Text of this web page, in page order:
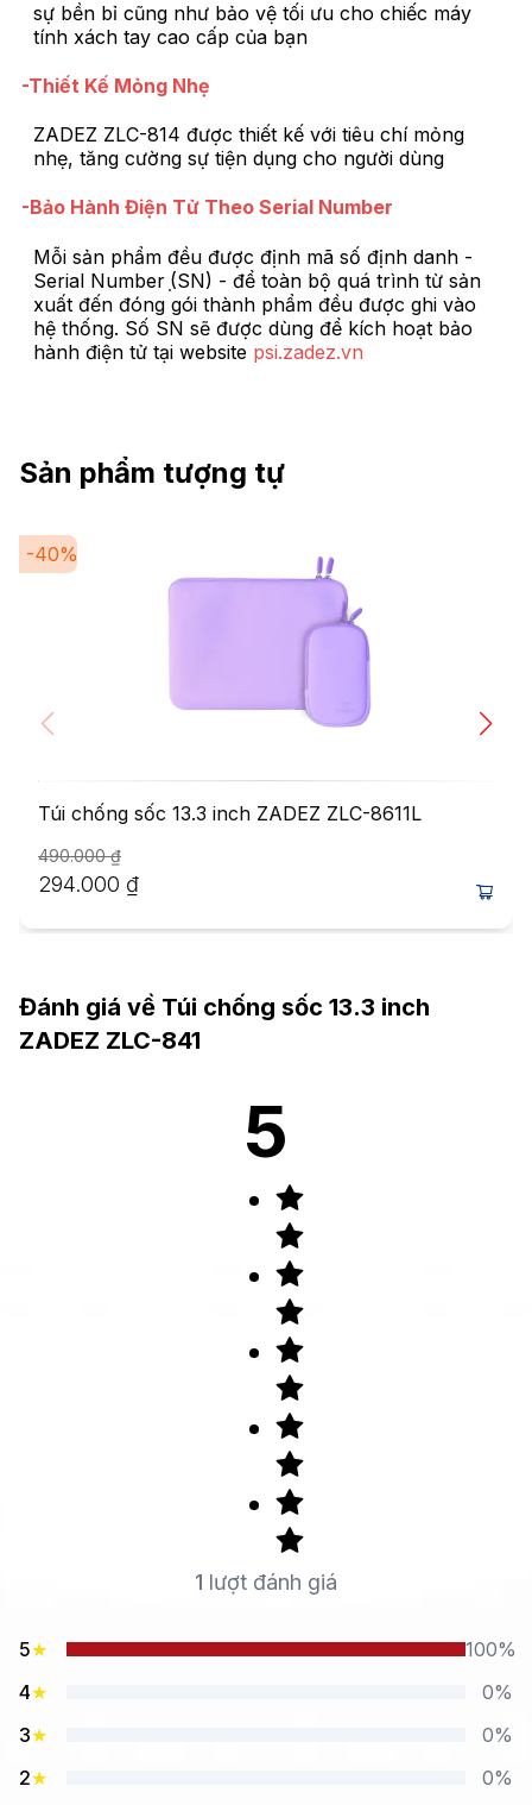
sự bền bỉ cũng như bảo vệ tối ưu cho chiếc máy
tính xách tay cao cấp của bạn
-Thiết Kế Mỏng Nhẹ
ZADEZ ZLC-814 được thiết kế với tiêu chí mỏng
nhẹ, tăng cường sự tiện dụng cho người dùng
-Bảo Hành Điện Tử Theo Serial Number
Mỗi sản phẩm đều được định mã số định danh -
Serial Number ̣(SN) - để toàn bộ quá trình từ sản
xuất đến đóng gói thành phẩm đều được ghi vào
hệ thống. Số SN sẽ được dùng để kích hoạt bảo
hành điện tử tại website psi.zadez.vn
Sản phẩm tượng tự
-40%
Túi chống sốc 13.3 inch ZADEZ ZLC-8611L
490.000₫
294.000 ₫
Đánh giá về Túi chống sốc 13.3 inch
ZADEZ ZLC-841
5
1 lượt đánh giá
5★
100%
4★
0%
3★
0%
2★
0%